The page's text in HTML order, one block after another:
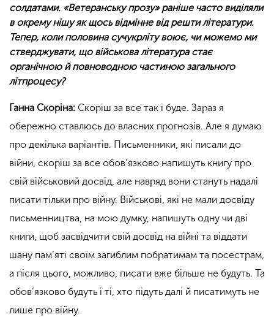
солдатами. «Ветеранську прозу» раніше часто виділяли
в окрему нішу як щось відмінне від решти літератури.
Тепер, коли половина сучукрліту воює, чи можемо ми
стверджувати, що військова література стає
органічною й повноводною частиною загального
літпроцесу?
Ганна Скоріна: Скоріш за все так і буде. Зараз я
обережно ставлюсь до власних прогнозів. Але я думаю
про декілька варіантів. Письменники, які писали до
війни, скоріш за все обов’язково напишуть книгу про
свій військовий досвід, але навряд вони стануть надалі
писати тільки про війну. Військові, які не мали досвіду
письменництва, на мою думку, напишуть одну чи дві
книги, щоб засвідчити свій досвід на війні та віддати
шану пам’яті своїм загиблим побратимам та посестрам,
а після цього, можливо, писати вже більше не будуть. Та
обов’язково будуть і ті, хто підуть далі й писатимуть не
лише про війну.